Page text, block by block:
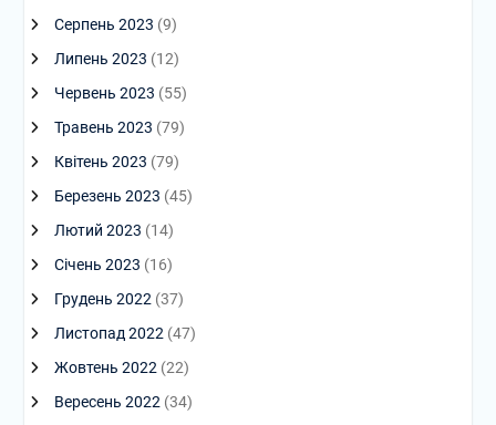
Серпень 2023 (9)
Липень 2023 (12)
Червень 2023 (55)
Травень 2023 (79)
Квітень 2023 (79)
Березень 2023 (45)
Лютий 2023 (14)
Січень 2023 (16)
Грудень 2022 (37)
Листопад 2022 (47)
Жовтень 2022 (22)
Вересень 2022 (34)